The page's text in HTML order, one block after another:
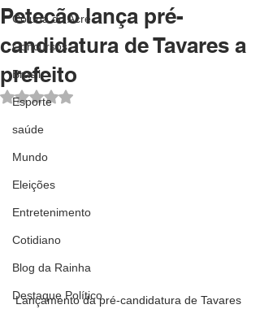
Coluna do Acre
Concursos
Brasil
Esporte
saúde
Mundo
Eleições
Entretenimento
Cotidiano
Blog da Rainha
Destaque Político
Petecão lança pré-
candidatura de Tavares a
prefeito
Avaliado com NaN de 5 estrelas.
Lançamento da pré-candidatura de Tavares